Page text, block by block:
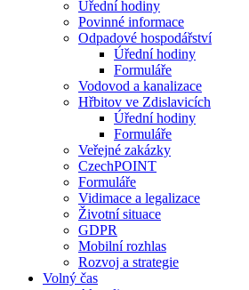
Úřední hodiny
Povinné informace
Odpadové hospodářství
Úřední hodiny
Formuláře
Vodovod a kanalizace
Hřbitov ve Zdislavicích
Úřední hodiny
Formuláře
Veřejné zakázky
CzechPOINT
Formuláře
Vidimace a legalizace
Životní situace
GDPR
Mobilní rozhlas
Rozvoj a strategie
Volný čas